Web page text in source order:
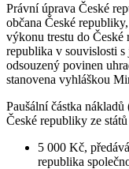
Právní úprava České
občana České
výkonu trestu do České
republika v souvislosti
odsouzený povinen
stanovena vyhláškou
Paušální částka
České republiky ze
5 000 Kč,
republika